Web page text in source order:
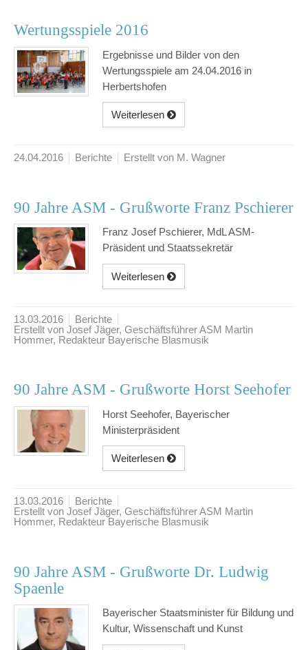
Wertungsspiele 2016
Ergebnisse und Bilder von den
Wertungsspiele am 24.04.2016 in
Herbertshofen
Weiterlesen
24.04.2016 Berichte Erstellt von M. Wagner
90 Jahre ASM - Grußworte Franz Pschierer
Franz Josef Pschierer, MdL ASM-
Präsident und Staatssekretär
Weiterlesen
13.03.2016
Berichte
Erstellt von Josef Jäger, Geschäftsführer ASM Martin
Hommer, Redakteur Bayerische Blasmusik
90 Jahre ASM - Grußworte Horst Seehofer
Horst Seehofer, Bayerischer
Ministerpräsident
Weiterlesen
13.03.2016
Berichte
Erstellt von Josef Jäger, Geschäftsführer ASM Martin
Hommer, Redakteur Bayerische Blasmusik
90 Jahre ASM - Grußworte Dr. Ludwig
Spaenle
Bayerischer Staatsminister für Bildung und
Kultur, Wissenschaft und Kunst